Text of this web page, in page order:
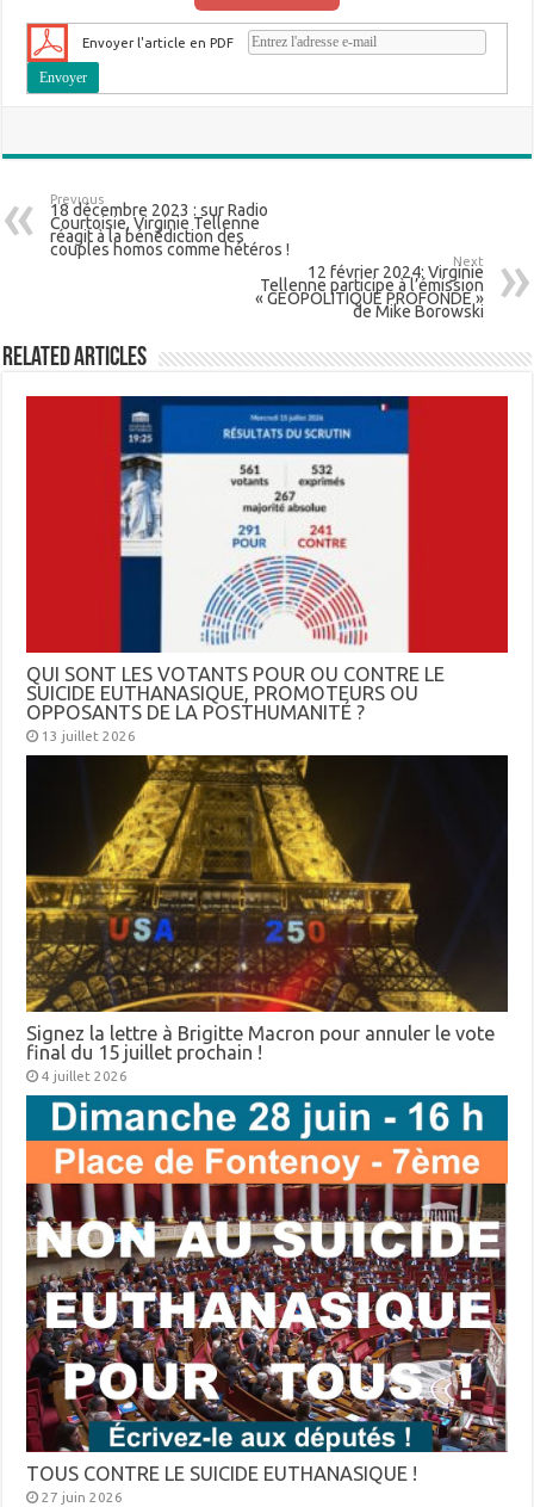
Envoyer l'article en PDF
Previous
18 décembre 2023 : sur Radio
Courtoisie, Virginie Tellenne
réagit à la bénédiction des
couples homos comme hétéros !
Next
12 février 2024: Virginie
Tellenne participe à l’émission
« GEOPOLITIQUE PROFONDE »
de Mike Borowski
Related Articles
QUI SONT LES VOTANTS POUR OU CONTRE LE
SUICIDE EUTHANASIQUE, PROMOTEURS OU
OPPOSANTS DE LA POSTHUMANITÉ ?
13 juillet 2026
Signez la lettre à Brigitte Macron pour annuler le vote
final du 15 juillet prochain !
4 juillet 2026
TOUS CONTRE LE SUICIDE EUTHANASIQUE !
27 juin 2026